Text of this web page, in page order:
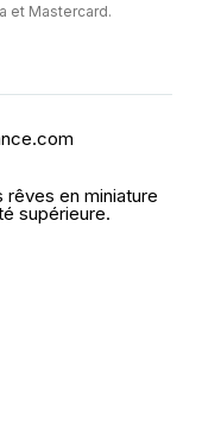
et Mastercard.
en miniature
supérieure.